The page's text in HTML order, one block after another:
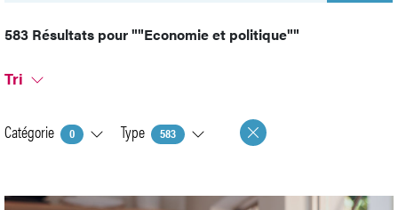
583 Résultats pour""Economie et politique""
Tri
Catégorie 0 Type 583